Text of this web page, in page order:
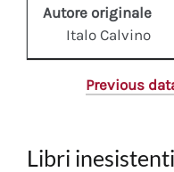
Autore originale
Italo Calvino
Previous
Libri